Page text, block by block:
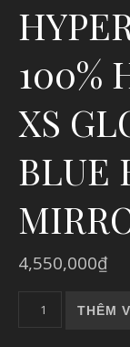
100%
XS
BLUE
4,550,000₫
HYPERCRAFT
THÊM